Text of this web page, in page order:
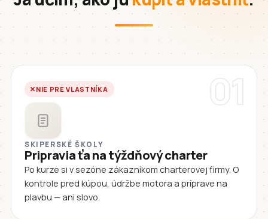
01
NIE PRE VLASTNÍKA
SKIPERSKÉ ŠKOLY
Pripravia ťa na týždňový charter
Po kurze si v sezóne zákazníkom charterovej firmy. O
kontrole pred kúpou, údržbe motora a príprave na
plavbu — ani slovo.